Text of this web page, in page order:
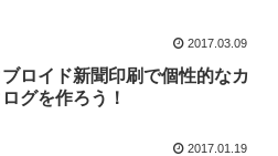
2017.03.09
ブロイド新聞印刷で個性的なカ
グを作ろう！
2017.01.19